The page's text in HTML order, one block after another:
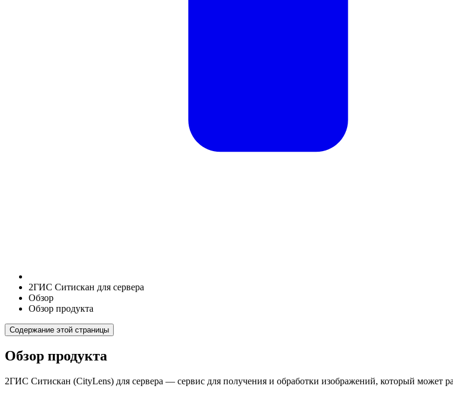
2ГИС Ситискан для сервера
Обзор
Обзор продукта
Содержание этой страницы
Обзор продукта
2ГИС Ситискан (CityLens) для сервера — сервис для получения и обработки изображений, который может